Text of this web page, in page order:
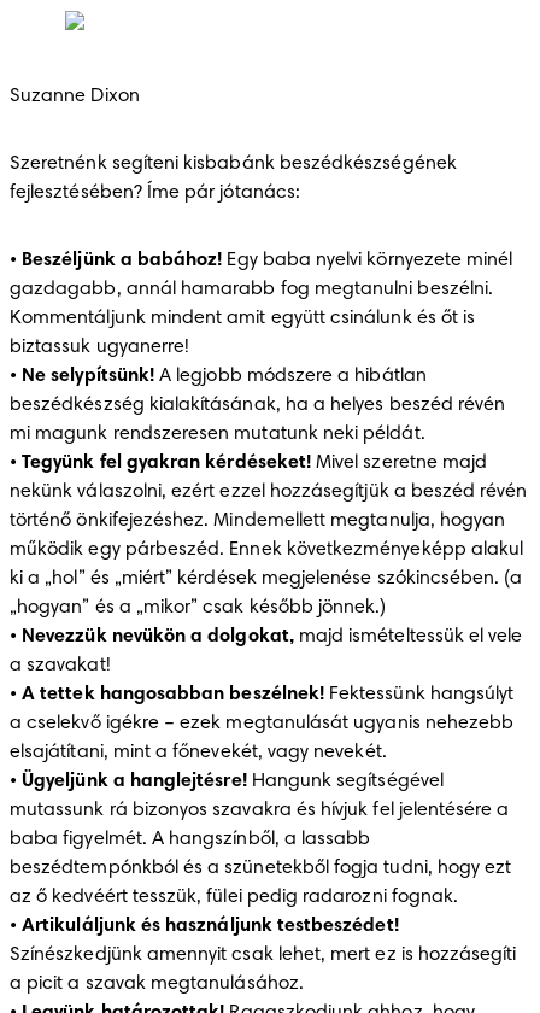
Suzanne Dixon
Szeretnénk segíteni kisbabánk beszédkészségének
fejlesztésében? Íme pár jótanács:
• Beszéljünk a babához! Egy baba nyelvi környezete minél
gazdagabb, annál hamarabb fog megtanulni beszélni.
Kommentáljunk mindent amit együtt csinálunk és őt is
biztassuk ugyanerre!
• Ne selypítsünk! A legjobb módszere a hibátlan
beszédkészség kialakításának, ha a helyes beszéd révén
mi magunk rendszeresen mutatunk neki példát.
• Tegyünk fel gyakran kérdéseket! Mivel szeretne majd
nekünk válaszolni, ezért ezzel hozzásegítjük a beszéd révén
történő önkifejezéshez. Mindemellett megtanulja, hogyan
működik egy párbeszéd. Ennek következményeképp alakul
ki a „hol” és „miért” kérdések megjelenése szókincsében. (a
„hogyan” és a „mikor” csak később jönnek.)
• Nevezzük nevükön a dolgokat, majd ismételtessük el vele
a szavakat!
• A tettek hangosabban beszélnek! Fektessünk hangsúlyt
a cselekvő igékre – ezek megtanulását ugyanis nehezebb
elsajátítani, mint a főnevekét, vagy nevekét.
• Ügyeljünk a hanglejtésre! Hangunk segítségével
mutassunk rá bizonyos szavakra és hívjuk fel jelentésére a
baba figyelmét. A hangszínből, a lassabb
beszédtempónkból és a szünetekből fogja tudni, hogy ezt
az ő kedvéért tesszük, fülei pedig radarozni fognak.
• Artikuláljunk és használjunk testbeszédet!
Színészkedjünk amennyit csak lehet, mert ez is hozzásegíti
a picit a szavak megtanulásához.